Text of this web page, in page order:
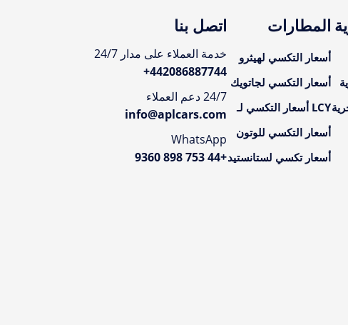
المطارات
أسعار التكسي لهيثرو
أسعار التكسي لجاتويك
LCY أسعار التكسي لـ
أسعار التكسي للوتون
أسعار تكسي لستانستيد
اتصل بنا
خدمة العملاء على مدار 24/7
+442086887744
24/7 دعم العملاء
info@aplcars.com
WhatsApp
+44 753 898 9360